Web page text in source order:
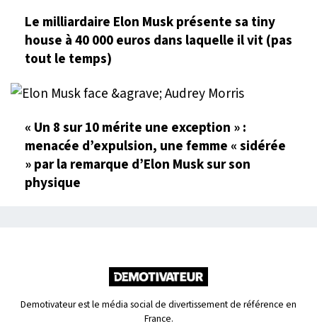
Le milliardaire Elon Musk présente sa tiny
house à 40 000 euros dans laquelle il vit (pas
tout le temps)
« Un 8 sur 10 mérite une exception » :
menacée d’expulsion, une femme « sidérée
» par la remarque d’Elon Musk sur son
physique
Demotivateur est le média social de divertissement de référence en
France.